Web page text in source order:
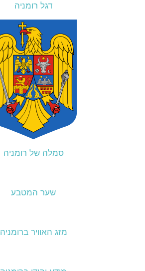
דגל רומניה
סמלה של רומניה
שער המטבע
מזג האוויר ברומניה